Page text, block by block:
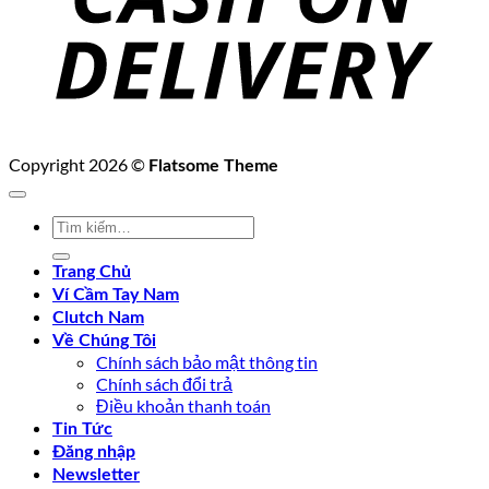
Copyright 2026 © Flatsome Theme
Tìm
kiếm:
Trang Chủ
Ví Cầm Tay Nam
Clutch Nam
Về Chúng Tôi
Chính sách bảo mật thông tin
Chính sách đổi trả
Điều khoản thanh toán
Tin Tức
Đăng nhập
Newsletter